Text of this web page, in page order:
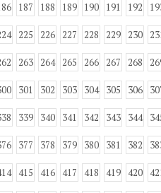
187 188 189 190 191 192
225 226 227 228 229 230
263 264 265 266 267 268
301 302 303 304 305 306
339 340 341 342 343 344
377 378 379 380 381 382
415 416 417 418 419 420